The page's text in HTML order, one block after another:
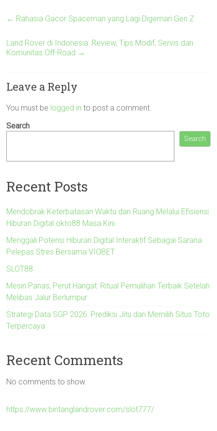
← Rahasia Gacor Spaceman yang Lagi Digemari Gen Z
Land Rover di Indonesia: Review, Tips Modif, Servis dan
Komunitas Off-Road →
Leave a Reply
You must be logged in to post a comment.
Search
Search
Recent Posts
Mendobrak Keterbatasan Waktu dan Ruang Melalui Efisiensi
Hiburan Digital okto88 Masa Kini
Menggali Potensi Hiburan Digital Interaktif Sebagai Sarana
Pelepas Stres Bersama VIOBET
SLOT88
Mesin Panas, Perut Hangat: Ritual Pemulihan Terbaik Setelah
Melibas Jalur Berlumpur
Strategi Data SGP 2026: Prediksi Jitu dan Memilih Situs Toto
Terpercaya
Recent Comments
No comments to show.
https://www.bintanglandrover.com/slot777/